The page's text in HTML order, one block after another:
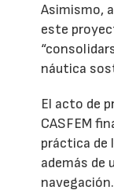
Asimismo,
este
náutica
El acto de
CASFEM
práctica de
además de
navegación.